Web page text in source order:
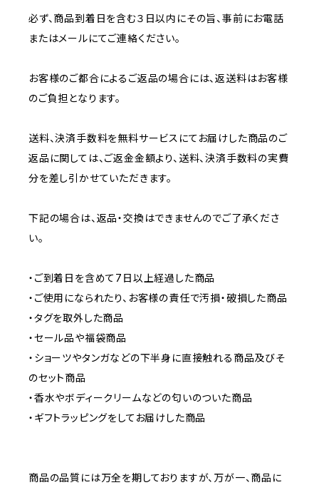
必ず、商品到着日を含む３日以内にその旨、事前にお電話
またはメールにてご連絡ください。
お客様のご都合によるご返品の場合には、返送料はお客様
のご負担となります。
送料、決済手数料を無料サービスにてお届けした商品のご
返品に関しては、ご返金金額より、送料、決済手数料の実費
分を差し引かせていただきます。
下記の場合は、返品・交換はできませんのでご了承くださ
い。
・ご到着日を含めて7日以上経過した商品
・ご使用になられたり、お客様の責任で汚損・破損した商品
・タグを取外した商品
・セール品や福袋商品
・ショーツやタンガなどの下半身に直接触れる商品及びそ
のセット商品
・香水やボディークリームなどの匂いのついた商品
・ギフトラッピングをしてお届けした商品
商品の品質には万全を期しておりますが、万が一、商品に